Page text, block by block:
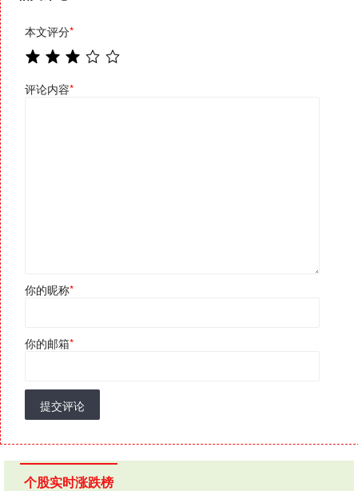
本文评分*
评论内容*
你的昵称*
你的邮箱*
提交评论
个股实时涨跌榜